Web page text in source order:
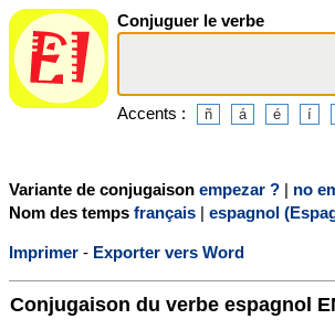
Conjuguer le verbe
Accents :
Variante de conjugaison empezar ? | no
Nom des temps français | espagnol
Imprimer - Exporter vers Word
Conjugaison du verbe espagnol